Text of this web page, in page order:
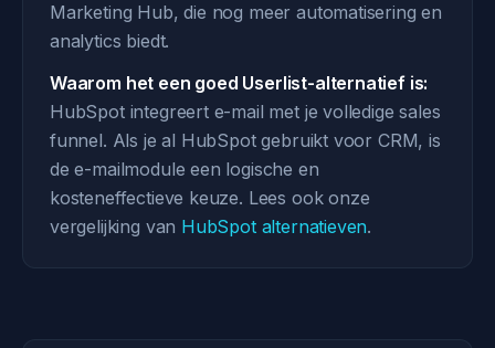
Marketing Hub, die nog meer automatisering en
analytics biedt.
Waarom het een goed Userlist-alternatief is:
HubSpot integreert e-mail met je volledige sales
funnel. Als je al HubSpot gebruikt voor CRM, is
de e-mailmodule een logische en
kosteneffectieve keuze. Lees ook onze
vergelijking van HubSpot alternatieven.